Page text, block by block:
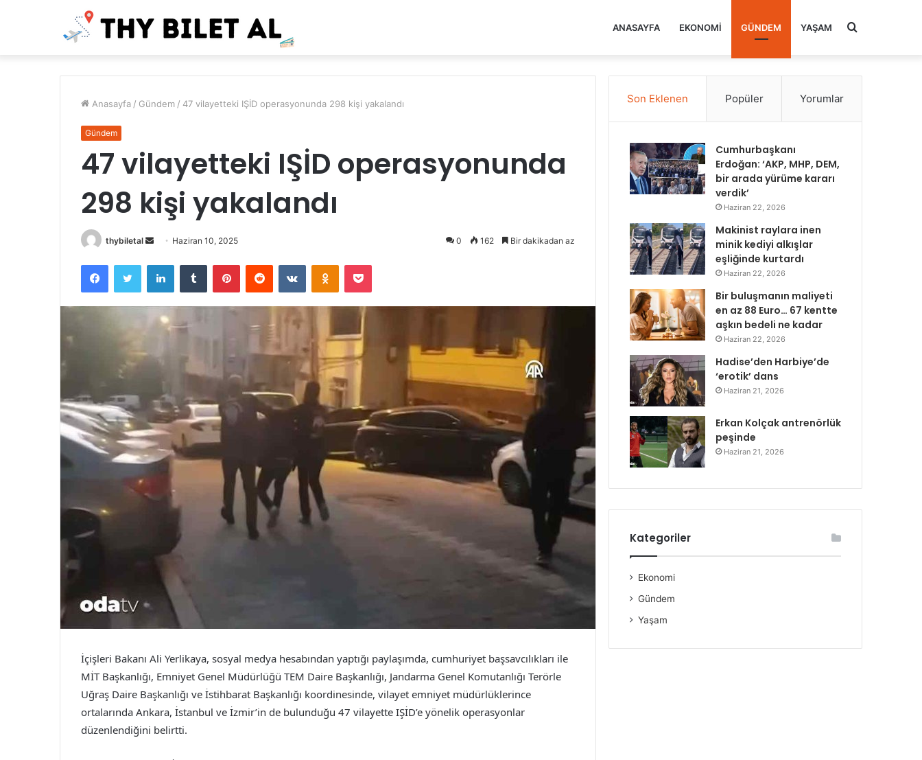
ANASAYFA EKONOMI GÜNDEM YAŞAM Arama
Anasayfa / Gündem / 47 vilayetteki IŞİD operasyonunda 298 kişi yakalandı
Gündem
47 vilayetteki IŞİD operasyonunda
298 kişi yakalandı
thybiletal
Bir
posta
göndermek
Haziran 10, 2025 0 162 Bir dakikadan az
FacebookTwitter LinkedInTumblr PinterestReddit VKontakteOdnoklassniki
Pocket
İçişleri Bakanı Ali Yerlikaya, sosyal medya hesabından yaptığı paylaşımda, cumhuriyet başsavcılıkları ile
MİT Başkanlığı, Emniyet Genel Müdürlüğü TEM Daire Başkanlığı, Jandarma Genel Komutanlığı Terörle
Uğraş Daire Başkanlığı ve İstihbarat Başkanlığı koordinesinde, vilayet emniyet müdürlüklerince
ortalarında Ankara, İstanbul ve İzmir’in de bulunduğu 47 vilayette IŞİD’e yönelik operasyonlar
düzenlendiğini belirtti.
Son Eklenen Popüler Yorumlar
Cumhurbaşkanı
Erdoğan: ‘AKP, MHP, DEM,
bir arada yürüme kararı
verdik’
Haziran 22, 2026
Makinist raylara inen
minik kediyi alkışlar
eşliğinde kurtardı
Haziran 22, 2026
Bir buluşmanın maliyeti
en az 88 Euro… 67 kentte
aşkın bedeli ne kadar
Haziran 22, 2026
Hadise’den Harbiye’de
‘erotik’ dans
Haziran 21, 2026
Erkan Kolçak antrenörlük
peşinde
Haziran 21, 2026
Kategoriler
Ekonomi
Gündem
Yaşam